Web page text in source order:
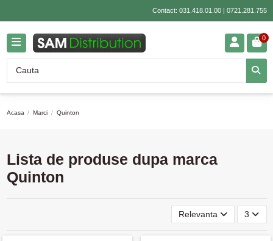
Contact: 031.418.01.00| 0721.281.755
0
Acasa Marci Quinton
Lista de produse dupa marca
Quinton
Relevanta 3